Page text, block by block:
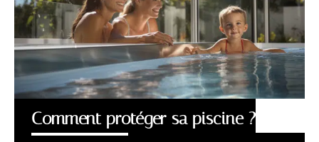
Comment protéger sa piscine ?